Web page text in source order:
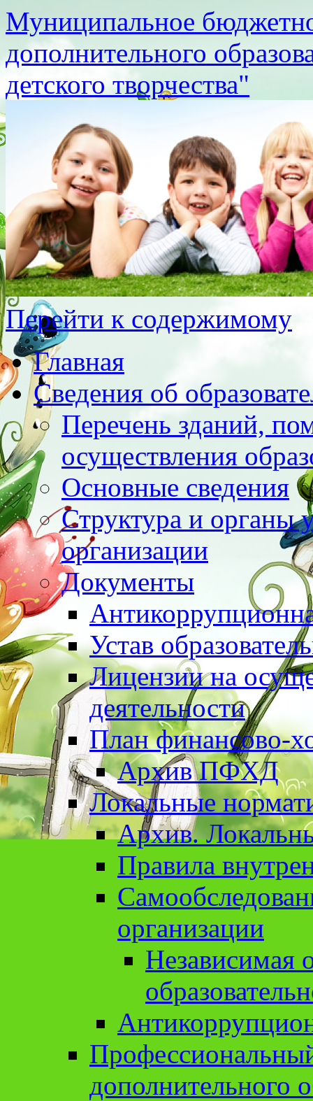
Муниципальное
дополнительного
детского творчества"
Перейти к содержимому
Главная
Сведения об
Перечень зданий,
осуществления
Основные сведения
Структура и органы
организации
Документы
Устав
Лицензии на
деятельности
План финансово-
Архив ПФХД
Локальные
Архив.
Правила
организации
Независимая
дополнительного